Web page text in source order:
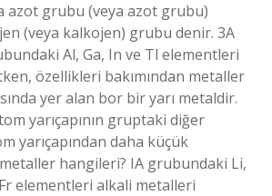
azot grubu (veya azot grubu)
(veya kalkojen) grubu denir. 3A
Al, Ga, In ve Tl elementleri
özellikleri bakımından metaller
yer alan bor bir yarı metaldir.
yarıçapının gruptaki diğer
yarıçapından daha küçük
metaller hangileri? IA grubundaki Li,
elementleri alkali metalleri